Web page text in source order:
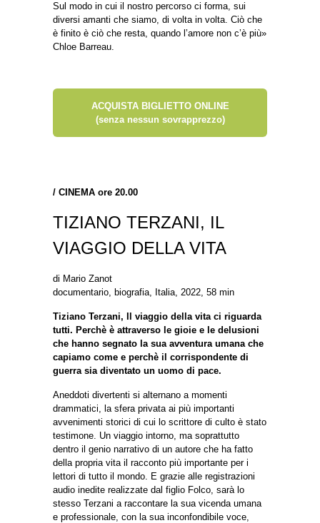
Sul modo in cui il nostro percorso ci forma, sui
diversi amanti che siamo, di volta in volta. Ciò che
è finito è ciò che resta, quando l’amore non c’è più»
Chloe Barreau.
ACQUISTA BIGLIETTO ONLINE
(senza nessun sovrapprezzo)
/ CINEMA ore 20.00
TIZIANO TERZANI, IL
VIAGGIO DELLA VITA
di Mario Zanot
documentario, biografia, Italia, 2022, 58 min
Tiziano Terzani, Il viaggio della vita ci riguarda
tutti. Perchè è attraverso le gioie e le delusioni
che hanno segnato la sua avventura umana che
capiamo come e perchè il corrispondente di
guerra sia diventato un uomo di pace.
Aneddoti divertenti si alternano a momenti
drammatici, la sfera privata ai più importanti
avvenimenti storici di cui lo scrittore di culto è stato
testimone. Un viaggio intorno, ma soprattutto
dentro il genio narrativo di un autore che ha fatto
della propria vita il racconto più importante per i
lettori di tutto il mondo. E grazie alle registrazioni
audio inedite realizzate dal figlio Folco, sarà lo
stesso Terzani a raccontare la sua vicenda umana
e professionale, con la sua inconfondibile voce,